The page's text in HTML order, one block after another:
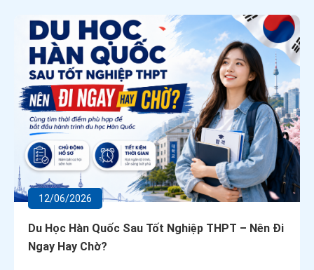
12/06/2026
Du Học Hàn Quốc Sau Tốt Nghiệp THPT – Nên Đi
Ngay Hay Chờ?